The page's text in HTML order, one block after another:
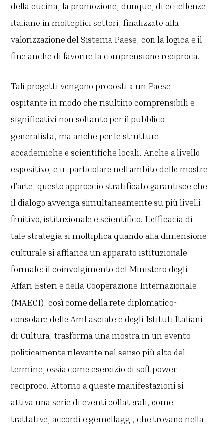
della cucina; la promozione, dunque, di eccellenze
italiane in molteplici settori, finalizzate alla
valorizzazione del Sistema Paese, con la logica e il
fine anche di favorire la comprensione reciproca.
Tali progetti vengono proposti a un Paese
ospitante in modo che risultino comprensibili e
significativi non soltanto per il pubblico
generalista, ma anche per le strutture
accademiche e scientifiche locali. Anche a livello
espositivo, e in particolare nell’ambito delle mostre
d’arte, questo approccio stratificato garantisce che
il dialogo avvenga simultaneamente su più livelli:
fruitivo, istituzionale e scientifico. L’efficacia di
tale strategia si moltiplica quando alla dimensione
culturale si affianca un apparato istituzionale
formale: il coinvolgimento del Ministero degli
Affari Esteri e della Cooperazione Internazionale
(MAECI), così come della rete diplomatico-
consolare delle Ambasciate e degli Istituti Italiani
di Cultura, trasforma una mostra in un evento
politicamente rilevante nel senso più alto del
termine, ossia come esercizio di soft power
reciproco. Attorno a queste manifestazioni si
attiva una serie di eventi collaterali, come
trattative, accordi e gemellaggi, che trovano nella